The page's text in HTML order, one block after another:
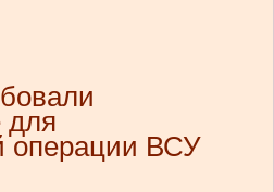
для
операции ВСУ